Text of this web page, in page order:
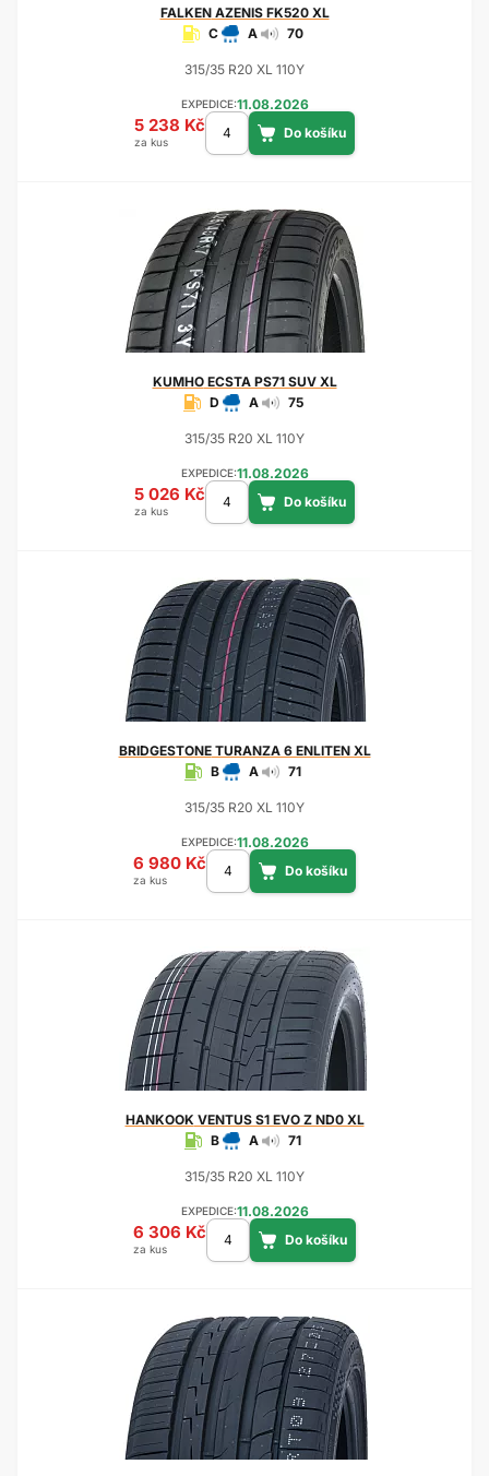
FALKENAZENIS FK520 XL
C
A 70
315/35 R20 XL 110Y
EXPEDICE:11.08.2026
5 238 Kč
za kus
KUMHOECSTA PS71 SUV XL
D
A 75
315/35 R20 XL 110Y
EXPEDICE:11.08.2026
5 026 Kč
za kus
BRIDGESTONETURANZA 6 ENLITEN XL
B
A 71
315/35 R20 XL 110Y
EXPEDICE:11.08.2026
6 980 Kč
za kus
HANKOOK VENTUS S1 EVO Z ND0 XL
B
A 71
315/35 R20 XL 110Y
EXPEDICE:11.08.2026
6 306 Kč
za kus